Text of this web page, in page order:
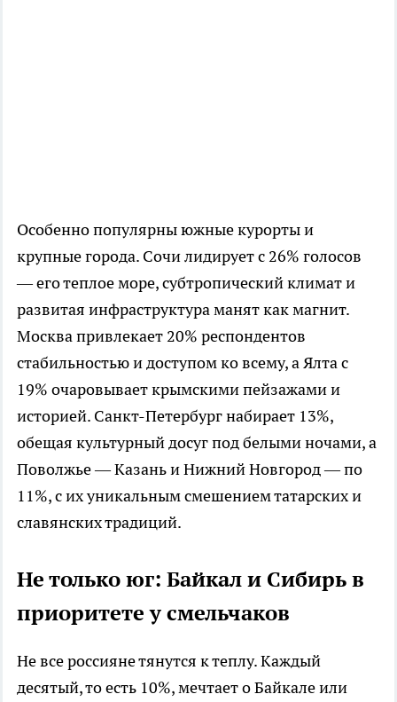
Особенно популярны южные курорты и
крупные города. Сочи лидирует с 26% голосов
— его теплое море, субтропический климат и
развитая инфраструктура манят как магнит.
Москва привлекает 20% респондентов
стабильностью и доступом ко всему, а Ялта с
19% очаровывает крымскими пейзажами и
историей. Санкт-Петербург набирает 13%,
обещая культурный досуг под белыми ночами, а
Поволжье — Казань и Нижний Новгород — по
11%, с их уникальным смешением татарских и
славянских традиций.
Не только юг: Байкал и Сибирь в
приоритете у смельчаков
Не все россияне тянутся к теплу. Каждый
десятый, то есть 10%, мечтает о Байкале или